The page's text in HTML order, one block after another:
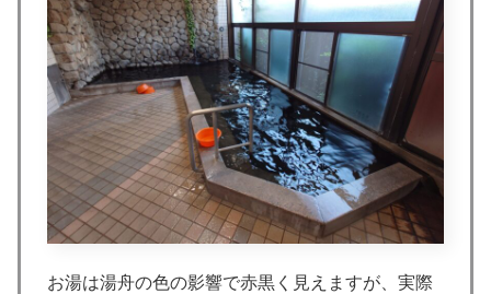
お湯は湯舟の色の影響で赤黒く見えますが、実際